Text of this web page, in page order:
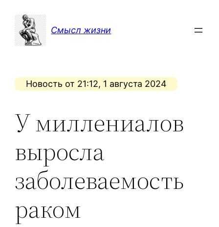
содержимому
Смысл жизни
Новость от 21:12, 1 августа 2024
У миллениалов
выросла
заболеваемость
раком